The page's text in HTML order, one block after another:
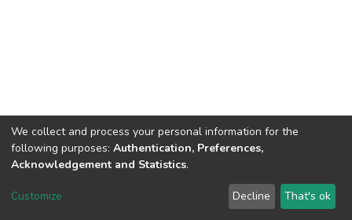
Dspace & Volodymyr Dahl East Ukrainian National University
LYRASIS
Send Feedback
We collect and process your personal information for the
following purposes: Authentication, Preferences,
Acknowledgement and Statistics.
Customize Decline That's ok